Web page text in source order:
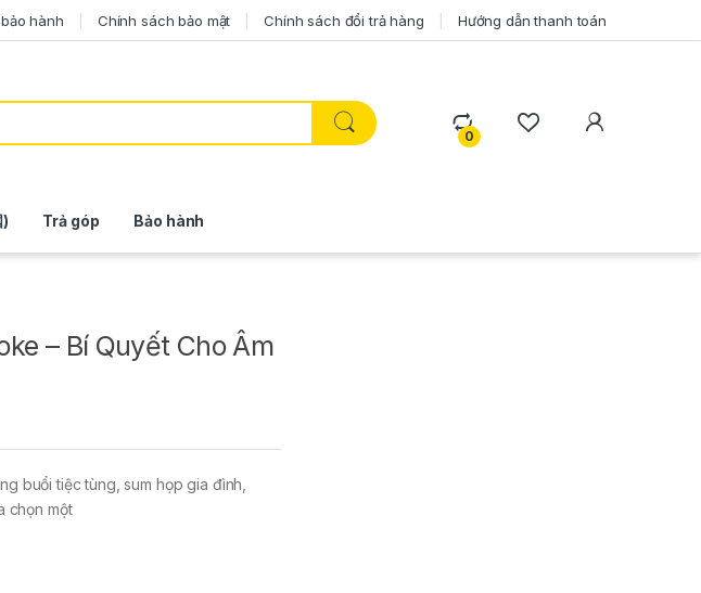
hành Chính sách bảo mật Chính sách đổi trả hàng Hướng dẫn thanh toán
0
Trả góp Bảo hành
– Bí Quyết Cho Âm
buổi tiệc tùng, sum họp gia đình,
chọn một